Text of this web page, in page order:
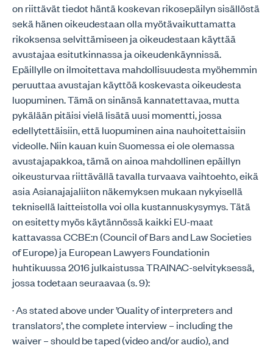
on riittävät tiedot häntä koskevan rikosepäilyn sisällöstä
sekä hänen oikeudestaan olla myötävaikuttamatta
rikoksensa selvittämiseen ja oikeudestaan käyttää
avustajaa esitutkinnassa ja oikeudenkäynnissä.
Epäillylle on ilmoitettava mahdollisuudesta myöhemmin
peruuttaa avustajan käyttöä koskevasta oikeudesta
luopuminen. Tämä on sinänsä kannatettavaa, mutta
pykälään pitäisi vielä lisätä uusi momentti, jossa
edellytettäisiin, että luopuminen aina nauhoitettaisiin
videolle. Niin kauan kuin Suomessa ei ole olemassa
avustajapakkoa, tämä on ainoa mahdollinen epäillyn
oikeusturvaa riittävällä tavalla turvaava vaihtoehto, eikä
asia Asianajajaliiton näkemyksen mukaan nykyisellä
teknisellä laitteistolla voi olla kustannuskysymys. Tätä
on esitetty myös käytännössä kaikki EU-maat
kattavassa CCBE:n (Council of Bars and Law Societies
of Europe) ja European Lawyers Foundationin
huhtikuussa 2016 julkaistussa TRAINAC-selvityksessä,
jossa todetaan seuraavaa (s. 9):
· As stated above under ’Quality of interpreters and
translators’, the complete interview – including the
waiver – should be taped (video and/or audio), and